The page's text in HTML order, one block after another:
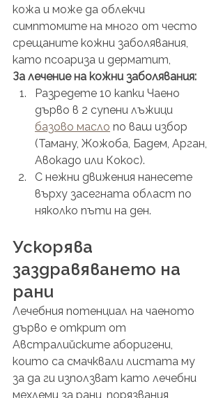
кожа и може да облекчи
симптомите на много от често
срещаните кожни заболявания,
като псоариза и дерматит,
За лечение на кожни заболявания:
Разредете 10 капки Чаено
дърво в 2 супени лъжици
базово масло по ваш избор
(Таману, Жожоба, Бадем, Арган,
Авокадо или Кокос).
С нежни движения нанесете
върху засегната област по
няколко пъти на ден.
Ускорява
заздравяването на
рани
Лечебния потенциал на чаеното
дърво е открит от
Австралийските аборигени,
които са смачквали листата му
за да ги използват като лечебни
мехлеми за рани, порязвания,